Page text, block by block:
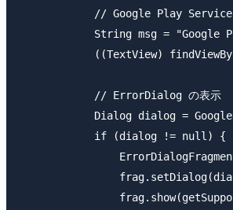
// Google Play
String msg = "Google
((TextView)
            // ErrorDialog の表示
Dialog dialog =
            if (dialog != null) {